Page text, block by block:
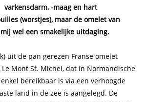
varkensdarm, -maag en hart
(worstjes), maar de omelet van
wel een smakelijke uitdaging.
uit de pan gerezen Franse omelet
Mont St. Michel, dat in Normandische
bereikbaar is via een verhoogde
land in de zee is aangelegd. De